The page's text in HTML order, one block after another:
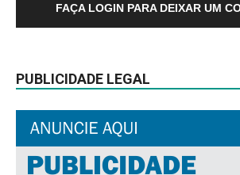
FAÇA LOGIN PARA DEIXAR UM
PUBLICIDADE LEGAL